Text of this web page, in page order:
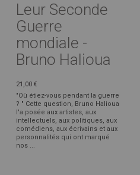
Leur Seconde
Guerre
mondiale -
Bruno Halioua
21,00 €
"Où étiez-vous pendant la guerre
? " Cette question, Bruno Halioua
l'a posée aux artistes, aux
intellectuels, aux politiques, aux
comédiens, aux écrivains et aux
personnalités qui ont marqué
nos ...